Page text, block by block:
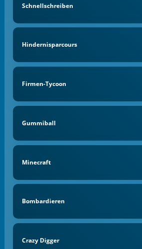
Schnellschreiben
Hindernisparcours
Firmen-Tycoon
Gummiball
Minecraft
Bombardieren
Crazy Digger